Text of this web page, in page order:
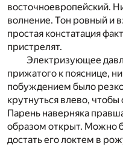
восточноевропейский.
волнение. Тон ровный и
простая констатация
пристрелят.
Электризующее
прижатого к пояснице,
побуждением было резко
крутнуться влево,
Парень наверняка
образом открыт. Можно
достать его локтем в